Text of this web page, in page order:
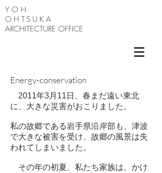
Y O H
OHTSUKA
ARCHITECTURE OFFICE
Energy-conservation
2011年3月11日、春まだ遠い東北
に、大きな災害がおこりました。
私の故郷である岩手県沿岸部も、津波
で大きな被害を受け、故郷の風景は失
われてしまいました。
その年の初夏、私たち家族は、かけ